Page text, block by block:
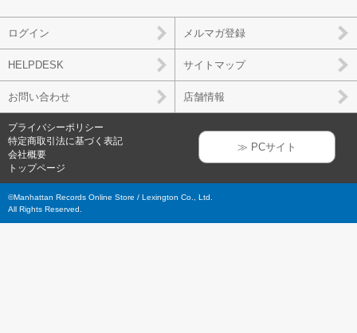
ログイン メルマガ登録
HELPDESK サイトマップ
お問い合わせ 店舗情報
プライバシーポリシー
特定商取引法に基づく表記
会社概要
トップページ
≫ PCサイト
©Manhattan Records Online Store / Lexington Co., Ltd.
All Rights Reserved.